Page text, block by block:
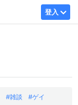
登入
雑談 ゲイ